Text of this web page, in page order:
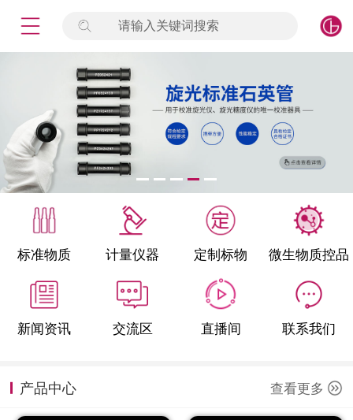
请输入关键词搜索
标准物质 计量仪器 定制标物 微生物质控品
新闻资讯 交流区 直播间 联系我们
产品中心 查看更多
签到
标准物质
产品专项
微生物检测/质控品
定制标物
定制仪器
新闻资讯